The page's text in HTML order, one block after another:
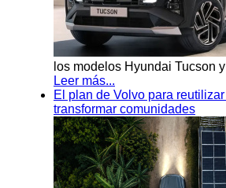
los modelos Hyundai Tucson
Leer más...
El plan de Volvo para
transformar comunidades